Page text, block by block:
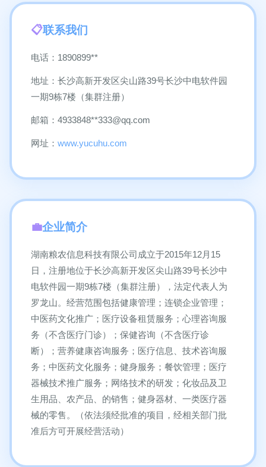
联系我们
电话：1890899**
地址：长沙高新开发区尖山路39号长沙中电软件园
一期9栋7楼（集群注册）
邮箱：4933848**333@qq.com
网址： www.yucuhu.com
企业简介
湖南粮农信息科技有限公司成立于2015年12月15
日，注册地位于长沙高新开发区尖山路39号长沙中
电软件园一期9栋7楼（集群注册），法定代表人为
罗龙山。经营范围包括健康管理；连锁企业管理；
中医药文化推广；医疗设备租赁服务；心理咨询服
务（不含医疗门诊）；保健咨询（不含医疗诊
断）；营养健康咨询服务；医疗信息、技术咨询服
务；中医药文化服务；健身服务；餐饮管理；医疗
器械技术推广服务；网络技术的研发；化妆品及卫
生用品、农产品、的销售；健身器材、一类医疗器
械的零售。（依法须经批准的项目，经相关部门批
准后方可开展经营活动）